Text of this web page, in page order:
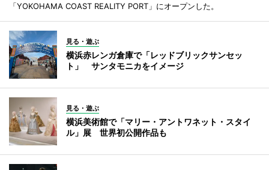
「YOKOHAMA COAST REALITY PORT」にオープンした。
見る・遊ぶ
横浜赤レンガ倉庫で「レッドブリックサンセッ
ト」 サンタモニカをイメージ
見る・遊ぶ
横浜美術館で「マリー・アントワネット・スタイ
ル」展 世界初公開作品も